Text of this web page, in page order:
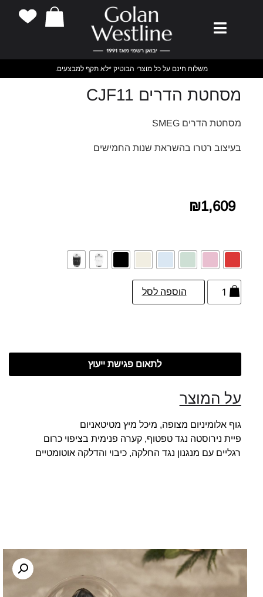
משלוח חינם על כל מוצרי הבוטיק *לא תקף למבצעים.
מסחטת הדרים CJF11
מסחטת הדרים SMEG
בעיצוב רטרו בהשראת שנות החמישים
₪1,609
הוספה לסל
לתאום פגישת ייעוץ
על המוצר
גוף אלומיניום מצופה, מיכל מיץ מטיטאניום
פיית נירוסטה נגד טפטוף, קערה פנימית בציפוי כרום
רגליים עם מנגנון נגד החלקה, כיבוי והדלקה אוטומטיים